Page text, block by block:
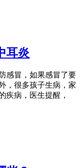
耳炎
感冒，如果感冒了要
，很多孩子生病，家
疾病，医生提醒，